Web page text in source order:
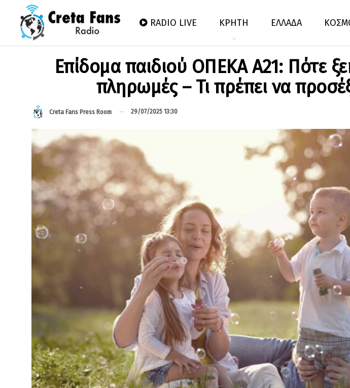
RADIO LIVE ΚΡΗΤΗ ΕΛΛΑΔΑ
Επίδομα παιδιού ΟΠΕΚΑ Α21: Πότε
πληρωμές – Τι πρέπει να
Creta Fans Press Room 29/07/2025 13:30